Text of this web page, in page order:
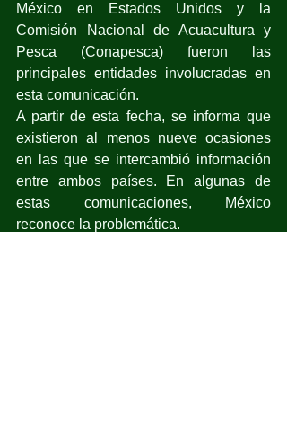
México en Estados Unidos y la
Comisión Nacional de Acuacultura y
Pesca (Conapesca) fueron las
principales entidades involucradas en
esta comunicación.
A partir de esta fecha, se informa que
existieron al menos nueve ocasiones
en las que se intercambió información
entre ambos países. En algunas de
estas comunicaciones, México
reconoce la problemática.